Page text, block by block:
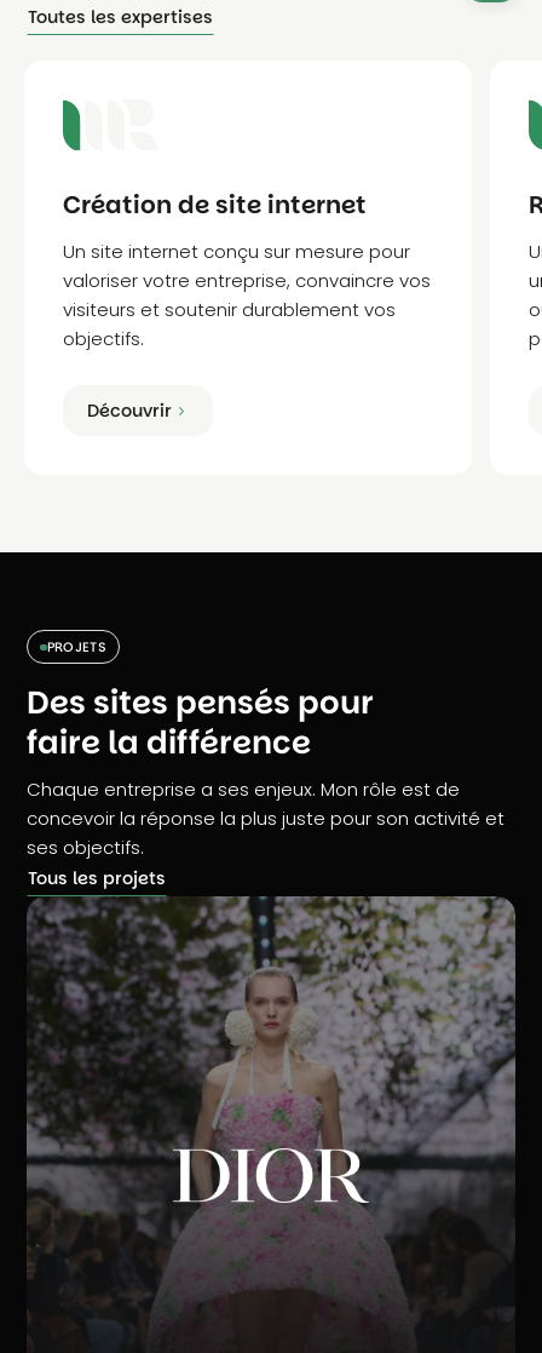
Toutes les expertises
Création de site internet
Un site internet conçu sur mesure pour
valoriser votre entreprise, convaincre vos
visiteurs et soutenir durablement vos
objectifs.
Découvrir
PROJETS
Des sites pensés pour
faire la différence
Chaque entreprise a ses enjeux. Mon rôle est de
concevoir la réponse la plus juste pour son activité et
ses objectifs.
Tous les projets